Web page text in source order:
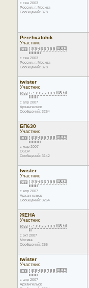
с сен 2003
Россия, г. Москва
Сообщений: 378
Perehvatchik
Участник
с сен 2003
Россия, г. Москва
Сообщений: 378
twister
Участник
с апр 2007
Архангельск
Сообщений: 3264
БП630
Участник
с мар 2007
CCCP
Сообщений: 3142
twister
Участник
с апр 2007
Архангельск
Сообщений: 3264
ЖЕНА
Участник
с окт 2007
Москва
Сообщений: 255
twister
Участник
с апр 2007
Архангельск